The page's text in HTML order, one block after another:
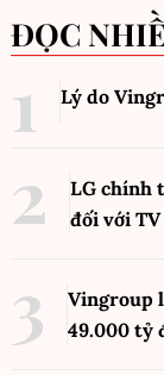
ĐỌC
Lý do
LG chính
đối với TV
Vingroup
49.000 tỷ